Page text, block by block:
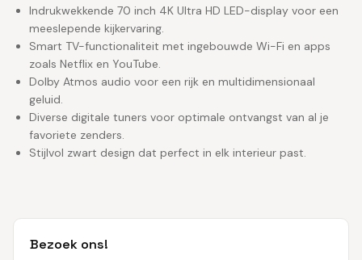
Indrukwekkende 70 inch 4K Ultra HD LED-display voor een
meeslepende kijkervaring.
Smart TV-functionaliteit met ingebouwde Wi-Fi en apps
zoals Netflix en YouTube.
Dolby Atmos audio voor een rijk en multidimensionaal
geluid.
Diverse digitale tuners voor optimale ontvangst van al je
favoriete zenders.
Stijlvol zwart design dat perfect in elk interieur past.
Bezoek ons!